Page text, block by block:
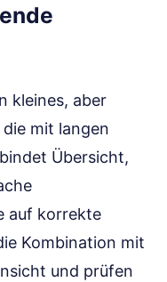
kleines, aber
mit langen
Übersicht,
auf korrekte
Kombination mit
und prüfen